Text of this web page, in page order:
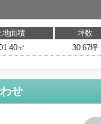
地面積 坪数
㎡ 30.67坪
せ